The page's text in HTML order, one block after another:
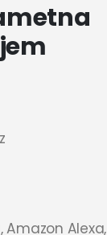
Amazon Alexa,